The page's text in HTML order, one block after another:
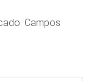
Campos